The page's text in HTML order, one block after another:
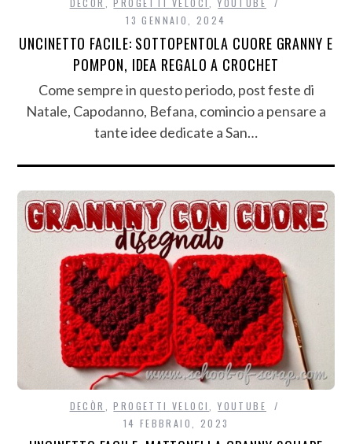
DECÒR PROGETTI VELOCI ,YOUTUBE
13 GENNAIO, 2024
UNCINETTO FACILE: SOTTOPENTOLA CUORE GRANNY E
POMPON, IDEA REGALO A CROCHET
Come sempre in questo periodo, post feste di
Natale, Capodanno, Befana, comincio a pensare a
tante idee dedicate a San…
DECÒR ,PROGETTI VELOCI ,YOUTUBE
14 FEBBRAIO, 2023